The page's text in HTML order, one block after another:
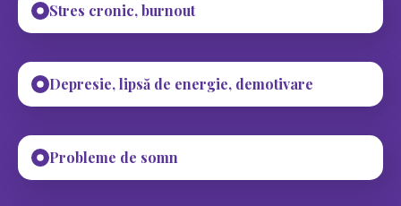
Stres cronic, burnout
Depresie, lipsă de energie, demotivare
Probleme de somn